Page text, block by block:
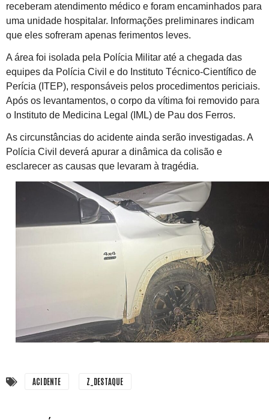
receberam atendimento médico e foram encaminhados para
uma unidade hospitalar. Informações preliminares indicam
que eles sofreram apenas ferimentos leves.
A área foi isolada pela Polícia Militar até a chegada das
equipes da Polícia Civil e do Instituto Técnico-Científico de
Perícia (ITEP), responsáveis pelos procedimentos periciais.
Após os levantamentos, o corpo da vítima foi removido para
o Instituto de Medicina Legal (IML) de Pau dos Ferros.
As circunstâncias do acidente ainda serão investigadas. A
Polícia Civil deverá apurar a dinâmica da colisão e
esclarecer as causas que levaram à tragédia.
ACIDENTE Z_DESTAQUE